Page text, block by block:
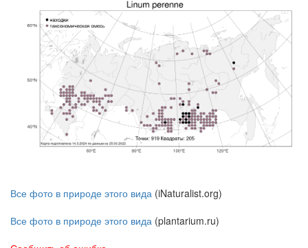
Все фото в природе этого вида (iNaturalist.org)
Все фото в природе этого вида (plantarium.ru)